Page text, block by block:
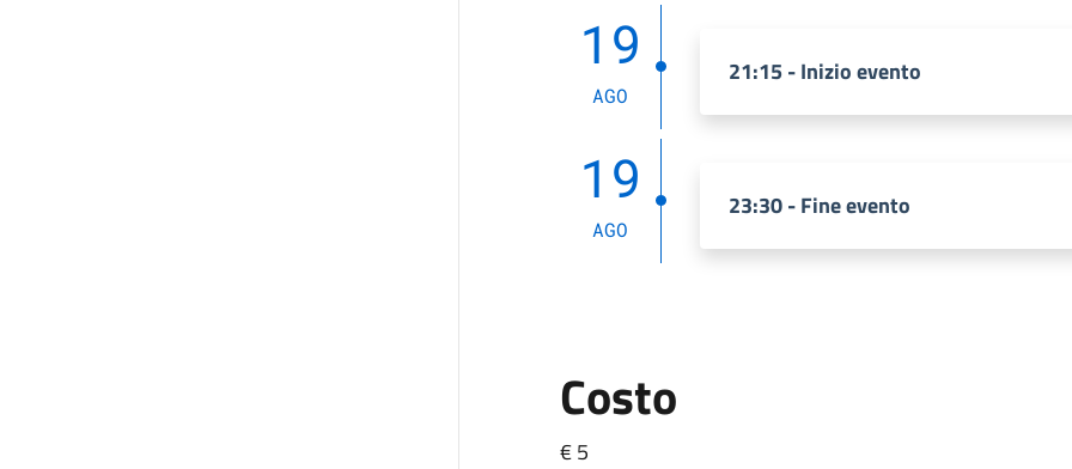
19
AGO
21:15 - Inizio evento
19
AGO
23:30 - Fine evento
Costo
€ 5